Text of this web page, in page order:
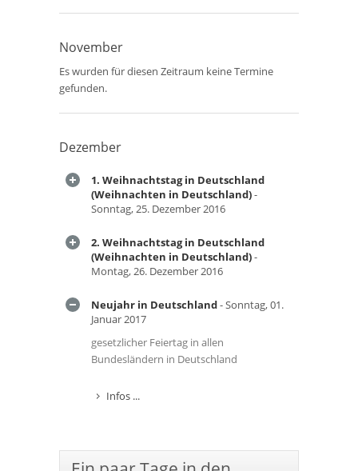
November
Es wurden für diesen Zeitraum keine Termine
gefunden.
Dezember
1. Weihnachtstag in Deutschland
(Weihnachten in Deutschland)-
Sonntag, 25. Dezember 2016
2. Weihnachtstag in Deutschland
(Weihnachten in Deutschland)-
Montag, 26. Dezember 2016
Neujahr in Deutschland- Sonntag, 01.
Januar 2017
gesetzlicher Feiertag in allen
Bundesländern in Deutschland
Infos ...